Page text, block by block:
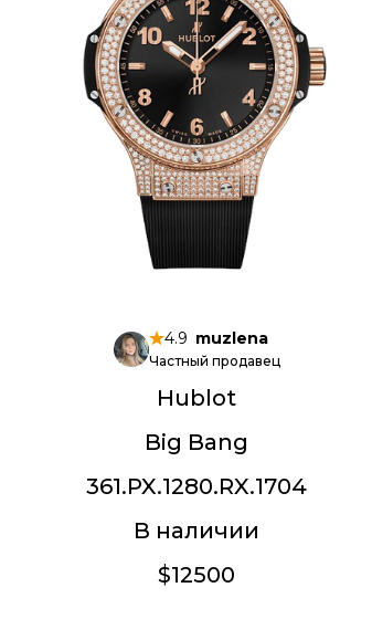
4.9 muzlena
Частный продавец
Hublot
Big Bang
361.PX.1280.RX.1704
В наличии
$12500